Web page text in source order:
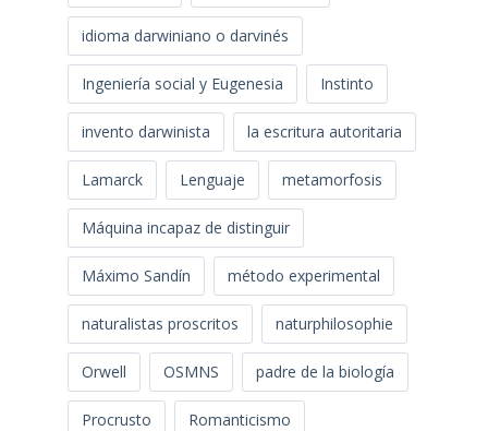
idioma darwiniano o darvinés
Ingeniería social y Eugenesia Instinto
invento darwinista la escritura autoritaria
Lamarck Lenguaje metamorfosis
Máquina incapaz de distinguir
Máximo Sandín método experimental
naturalistas proscritos naturphilosophie
Orwell OSMNS padre de la biología
Procrusto Romanticismo